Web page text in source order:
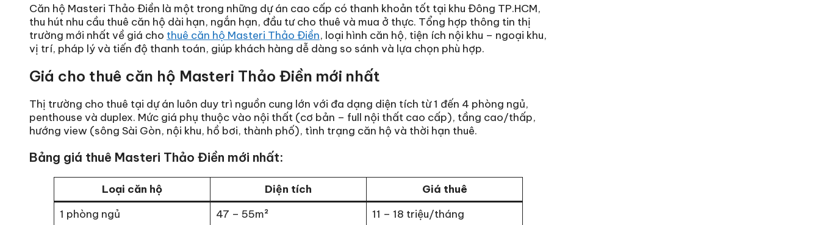
Căn hộ Masteri Thảo Điền là một trong những dự án cao cấp có thanh khoản tốt tại khu Đông TP.HCM,
thu hút nhu cầu thuê căn hộ dài hạn, ngắn hạn, đầu tư cho thuê và mua ở thực. Tổng hợp thông tin thị
trường mới nhất về giá cho thuê căn hộ Masteri Thảo Điền, loại hình căn hộ, tiện ích nội khu – ngoại khu,
vị trí, pháp lý và tiến độ thanh toán, giúp khách hàng dễ dàng so sánh và lựa chọn phù hợp.
Giá cho thuê căn hộ Masteri Thảo Điền mới nhất
Thị trường cho thuê tại dự án luôn duy trì nguồn cung lớn với đa dạng diện tích từ 1 đến 4 phòng ngủ,
penthouse và duplex. Mức giá phụ thuộc vào nội thất (cơ bản – full nội thất cao cấp), tầng cao/thấp,
hướng view (sông Sài Gòn, nội khu, hồ bơi, thành phố), tình trạng căn hộ và thời hạn thuê.
Bảng giá thuê Masteri Thảo Điền mới nhất:
Loại căn hộ Diện tích
Giá thuê
1 phòng ngủ
47 – 55m²
11 – 18 triệu/tháng